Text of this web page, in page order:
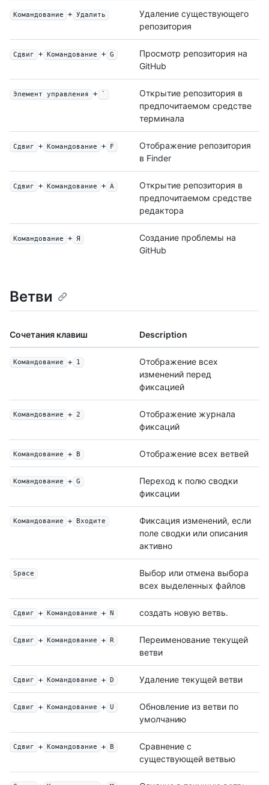
Командование + Удалить
Удаление существующего
репозитория
Сдвиг + Командование + G
Просмотр репозитория на
GitHub
Элемент управления + `
Открытие репозитория в
предпочитаемом средстве
терминала
Сдвиг + Командование + F
Отображение репозитория
в Finder
Сдвиг + Командование + A
Открытие репозитория в
предпочитаемом средстве
редактора
Командование + Я
Создание проблемы на
GitHub
Ветви
Сочетания клавиш Description
Командование + 1
Отображение всех
изменений перед
фиксацией
Командование + 2
Отображение журнала
фиксаций
Командование + B Отображение всех ветвей
Командование + G
Переход к полю сводки
фиксации
Командование + Входите
Фиксация изменений, если
поле сводки или описания
активно
Space
Выбор или отмена выбора
всех выделенных файлов
Сдвиг + Командование + N создать новую ветвь.
Сдвиг + Командование + R
Переименование текущей
ветви
Сдвиг + Командование + D Удаление текущей ветви
Сдвиг + Командование + U
Обновление из ветви по
умолчанию
Сдвиг + Командование + B
Сравнение с
существующей ветвью